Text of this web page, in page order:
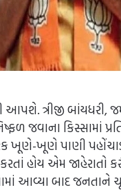
ત્રીજી બાંયધરી,
જવાના કિસ્સામાં
ખૂણે-ખૂણે પાણી
હોય એમ જાહેરાતો
આવ્યા બાદ જનતાને